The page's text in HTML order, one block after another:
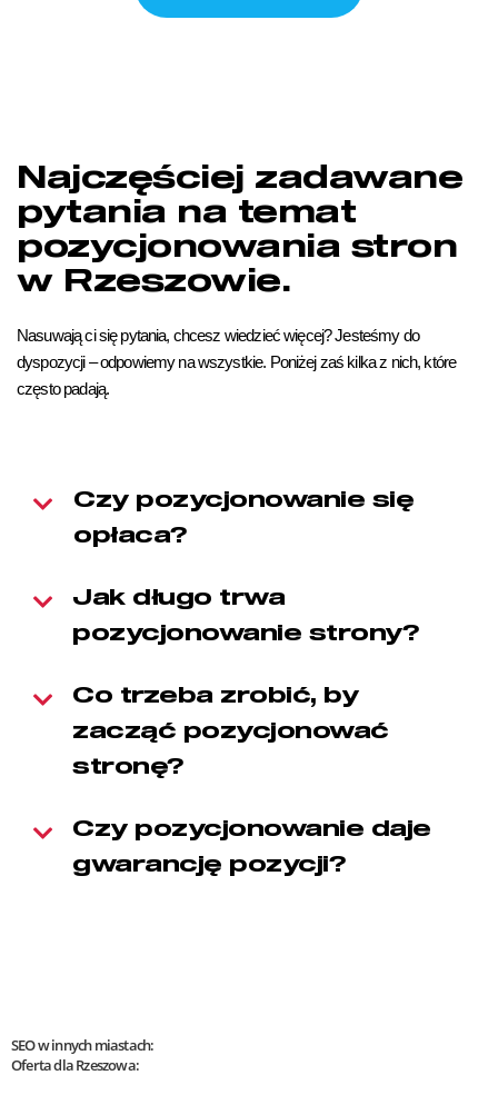
Najczęściej zadawane
pytania na temat
pozycjonowania stron
w Rzeszowie.
Nasuwają ci się pytania, chcesz wiedzieć więcej? Jesteśmy do
dyspozycji – odpowiemy na wszystkie. Poniżej zaś kilka z nich, które
często padają.
Czy pozycjonowanie się
opłaca?
Jak długo trwa
pozycjonowanie strony?
Co trzeba zrobić, by
zacząć pozycjonować
stronę?
Czy pozycjonowanie daje
gwarancję pozycji?
SEO w innych miastach:
Oferta dla Rzeszowa: